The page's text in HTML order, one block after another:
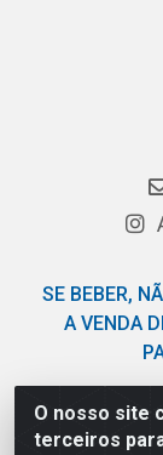
O nosso site
terceiros
SE BEBER,
A VENDA
Nordil